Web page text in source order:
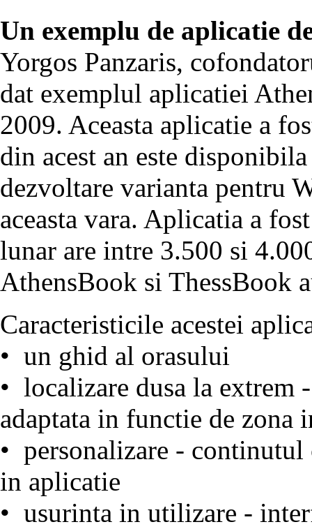
Un exemplu de aplicatie
Yorgos Panzaris,
dat exemplul aplicatiei
2009. Aceasta aplicatie a
din acest an este
dezvoltare varianta pentru
aceasta vara. Aplicatia a
lunar are intre 3.500 si
AthensBook si ThessBook
Caracteristicile acestei
• un ghid al orasului
• localizare dusa la extrem
adaptata in functie de zona
• personalizare -
in aplicatie
• usurinta in utilizare -